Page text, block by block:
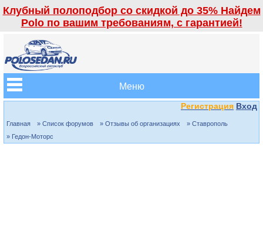
Клубный полоподбор со скидкой до 35% Найдем
Polo по вашим требованиям, с гарантией!
Меню
Регистрация Вход
Главная » Список форумов » Отзывы об организациях
» Ставрополь
» Гедон-Моторс